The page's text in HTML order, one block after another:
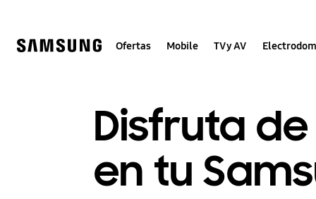
Ofertas Mobile TV y AV
Disfruta
en tu